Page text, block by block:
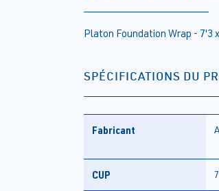
Platon Foundation Wrap - 7'3
SPÉCIFICATIONS DU
Fabricant
CUP